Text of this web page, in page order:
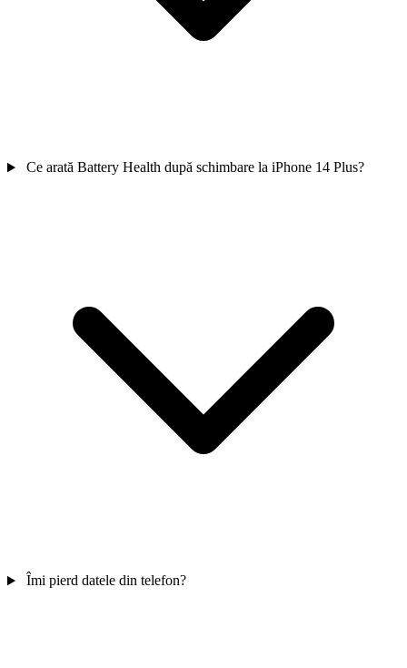
Ce arată Battery Health după schimbare la iPhone 14 Plus?
Îmi pierd datele din telefon?